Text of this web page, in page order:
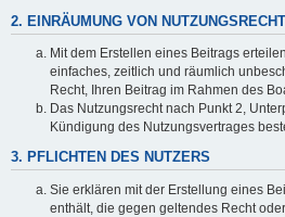
2. EINRÄUMUNG VON
Mit dem Erstellen eines Beitrags
einfaches, zeitlich und räumlich
Recht, Ihren Beitrag im Rahmen des
Das Nutzungsrecht nach Punkt 2,
Kündigung des Nutzungsvertrages
3. PFLICHTEN DES NUTZERS
Sie erklären mit der Erstellung eines
enthält, die gegen geltendes Recht